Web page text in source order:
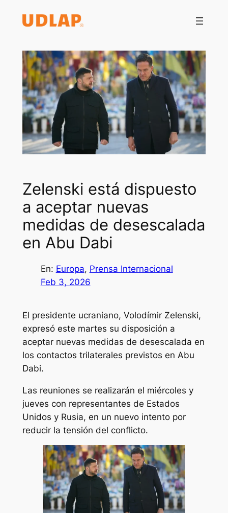
Zelenski está dispuesto
a aceptar nuevas
medidas de desescalada
en Abu Dabi
En: Europa, Prensa Internacional
Feb 3, 2026
El presidente ucraniano, Volodímir Zelenski,
expresó este martes su disposición a
aceptar nuevas medidas de desescalada en
los contactos trilaterales previstos en Abu
Dabi.
Las reuniones se realizarán el miércoles y
jueves con representantes de Estados
Unidos y Rusia, en un nuevo intento por
reducir la tensión del conflicto.